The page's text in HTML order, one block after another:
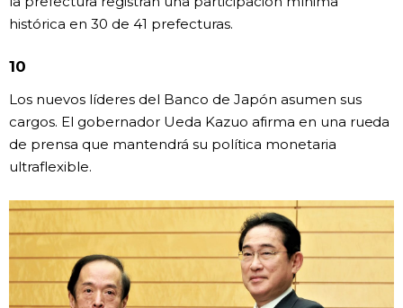
histórica en 30 de 41 prefecturas.
10
Los nuevos líderes del Banco de Japón asumen sus
cargos. El gobernador Ueda Kazuo afirma en una rueda
de prensa que mantendrá su política monetaria
ultraflexible.